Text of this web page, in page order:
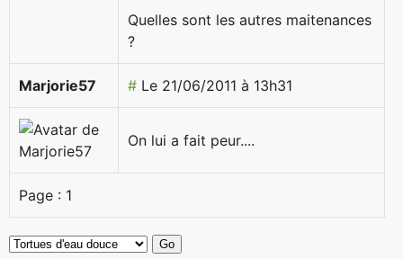
Quelles sont les autres maitenances
?
Marjorie57 # Le 21/06/2011 à 13h31
On lui a fait peur....
Page : 1